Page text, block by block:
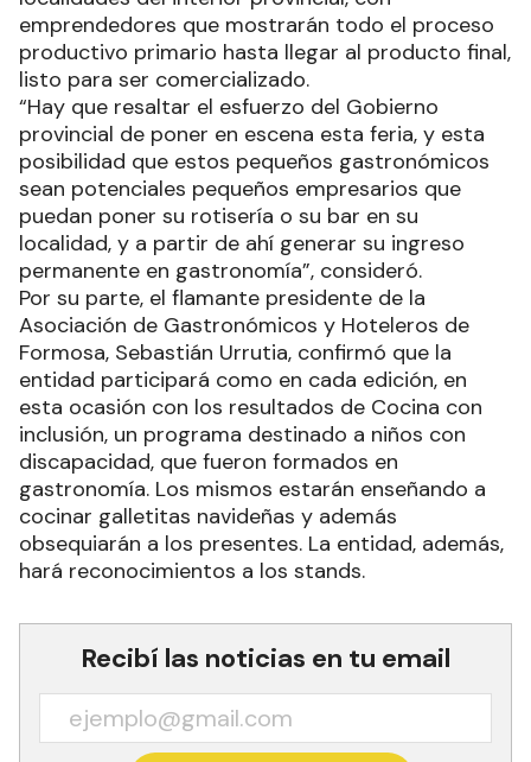
emprendedores que mostrarán todo el proceso
productivo primario hasta llegar al producto final,
listo para ser comercializado.
“Hay que resaltar el esfuerzo del Gobierno
provincial de poner en escena esta feria, y esta
posibilidad que estos pequeños gastronómicos
sean potenciales pequeños empresarios que
puedan poner su rotisería o su bar en su
localidad, y a partir de ahí generar su ingreso
permanente en gastronomía”, consideró.
Por su parte, el flamante presidente de la
Asociación de Gastronómicos y Hoteleros de
Formosa, Sebastián Urrutia, confirmó que la
entidad participará como en cada edición, en
esta ocasión con los resultados de Cocina con
inclusión, un programa destinado a niños con
discapacidad, que fueron formados en
gastronomía. Los mismos estarán enseñando a
cocinar galletitas navideñas y además
obsequiarán a los presentes. La entidad, además,
hará reconocimientos a los stands.
Recibí las noticias en tu email